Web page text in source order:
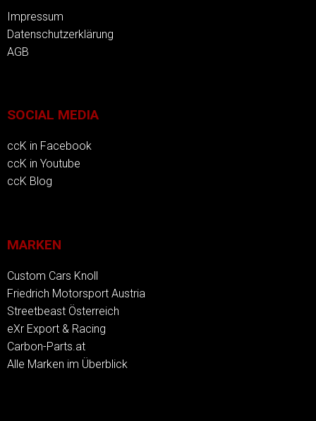
Impressum
Datenschutzerklärung
AGB
SOCIAL MEDIA
ccK in Facebook
ccK in Youtube
ccK Blog
MARKEN
Custom Cars Knoll
Friedrich Motorsport Austria
Streetbeast Österreich
eXr Export & Racing
Carbon-Parts.at
Alle Marken im Überblick